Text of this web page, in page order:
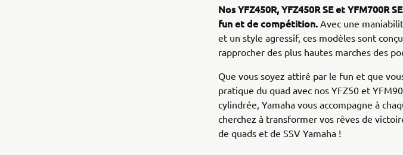
Nos YFZ450R, YFZ450R SE et
fun et de compétition. Avec une
et un style agressif, ces modèles sont
rapprocher des plus hautes marches des
Que vous soyez attiré par le fun et que
pratique du quad avec nos YFZ50 et
cylindrée, Yamaha vous accompagne à
cherchez à transformer vos rêves de
de quads et de SSV Yamaha !